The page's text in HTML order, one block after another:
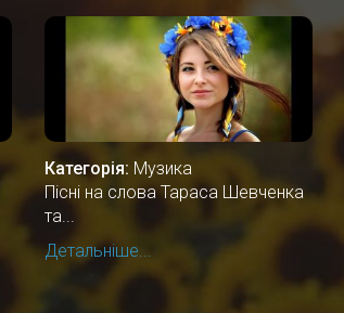
Категорія: Музика
Пісні на слова Тараса Шевченка
та...
Детальніше...